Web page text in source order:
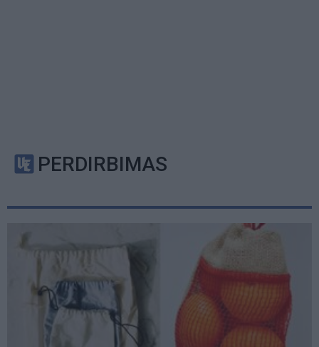
PERDIRBIMAS